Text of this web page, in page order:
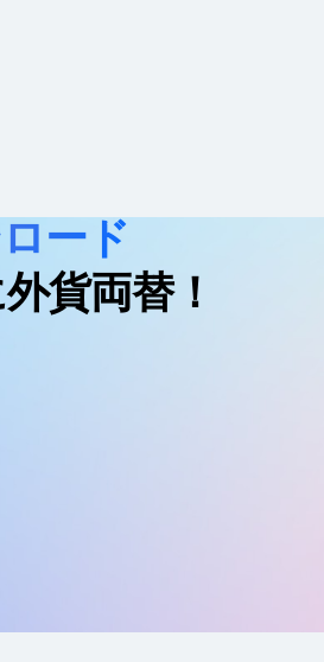
ード
貨両替！